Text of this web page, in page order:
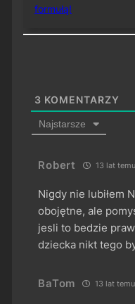
formułą!
3 KOMENTARZY
Najstarsze
Robert 13 lat temu
Nigdy nie lubiłem
obojętne, ale
jesli to bedzie
dziecka nikt tego
BaTom 13 lat temu